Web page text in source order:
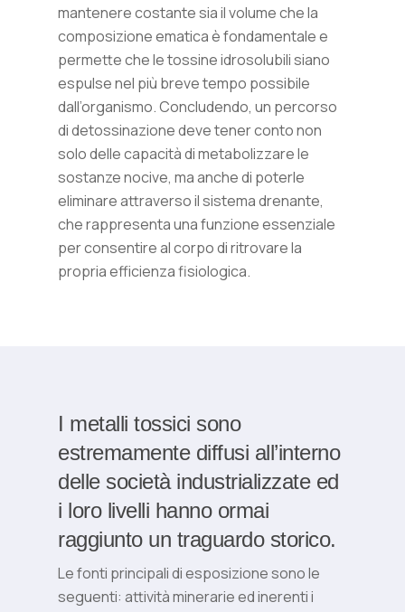
mantenere costante sia il volume che la
composizione ematica è fondamentale e
permette che le tossine idrosolubili siano
espulse nel più breve tempo possibile
dall’organismo. Concludendo, un percorso
di detossinazione deve tener conto non
solo delle capacità di metabolizzare le
sostanze nocive, ma anche di poterle
eliminare attraverso il sistema drenante,
che rappresenta una funzione essenziale
per consentire al corpo di ritrovare la
propria efficienza fisiologica.
I metalli tossici sono
estremamente diffusi all’interno
delle società industrializzate ed
i loro livelli hanno ormai
raggiunto un traguardo storico.
Le fonti principali di esposizione sono le
seguenti: attività minerarie ed inerenti i